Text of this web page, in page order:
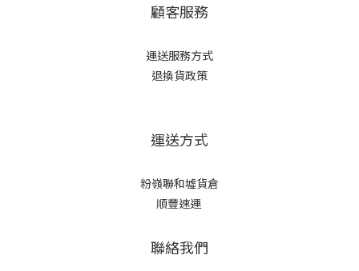
顧客服務
運送服務方式
退換貨政策
運送方式
粉嶺聯和墟貨倉
順豐速運
聯絡我們